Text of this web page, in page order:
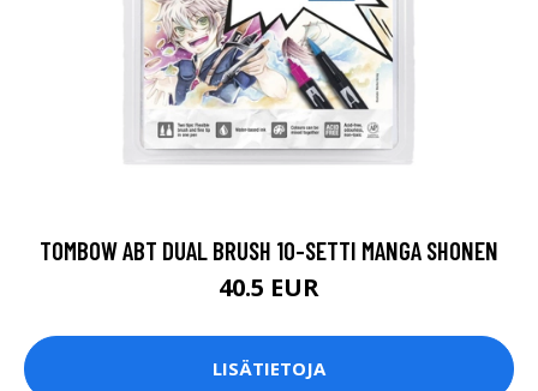
TOMBOW ABT DUAL BRUSH 10-SETTI MANGA SHONEN
40.5 EUR
LISÄTIETOJA